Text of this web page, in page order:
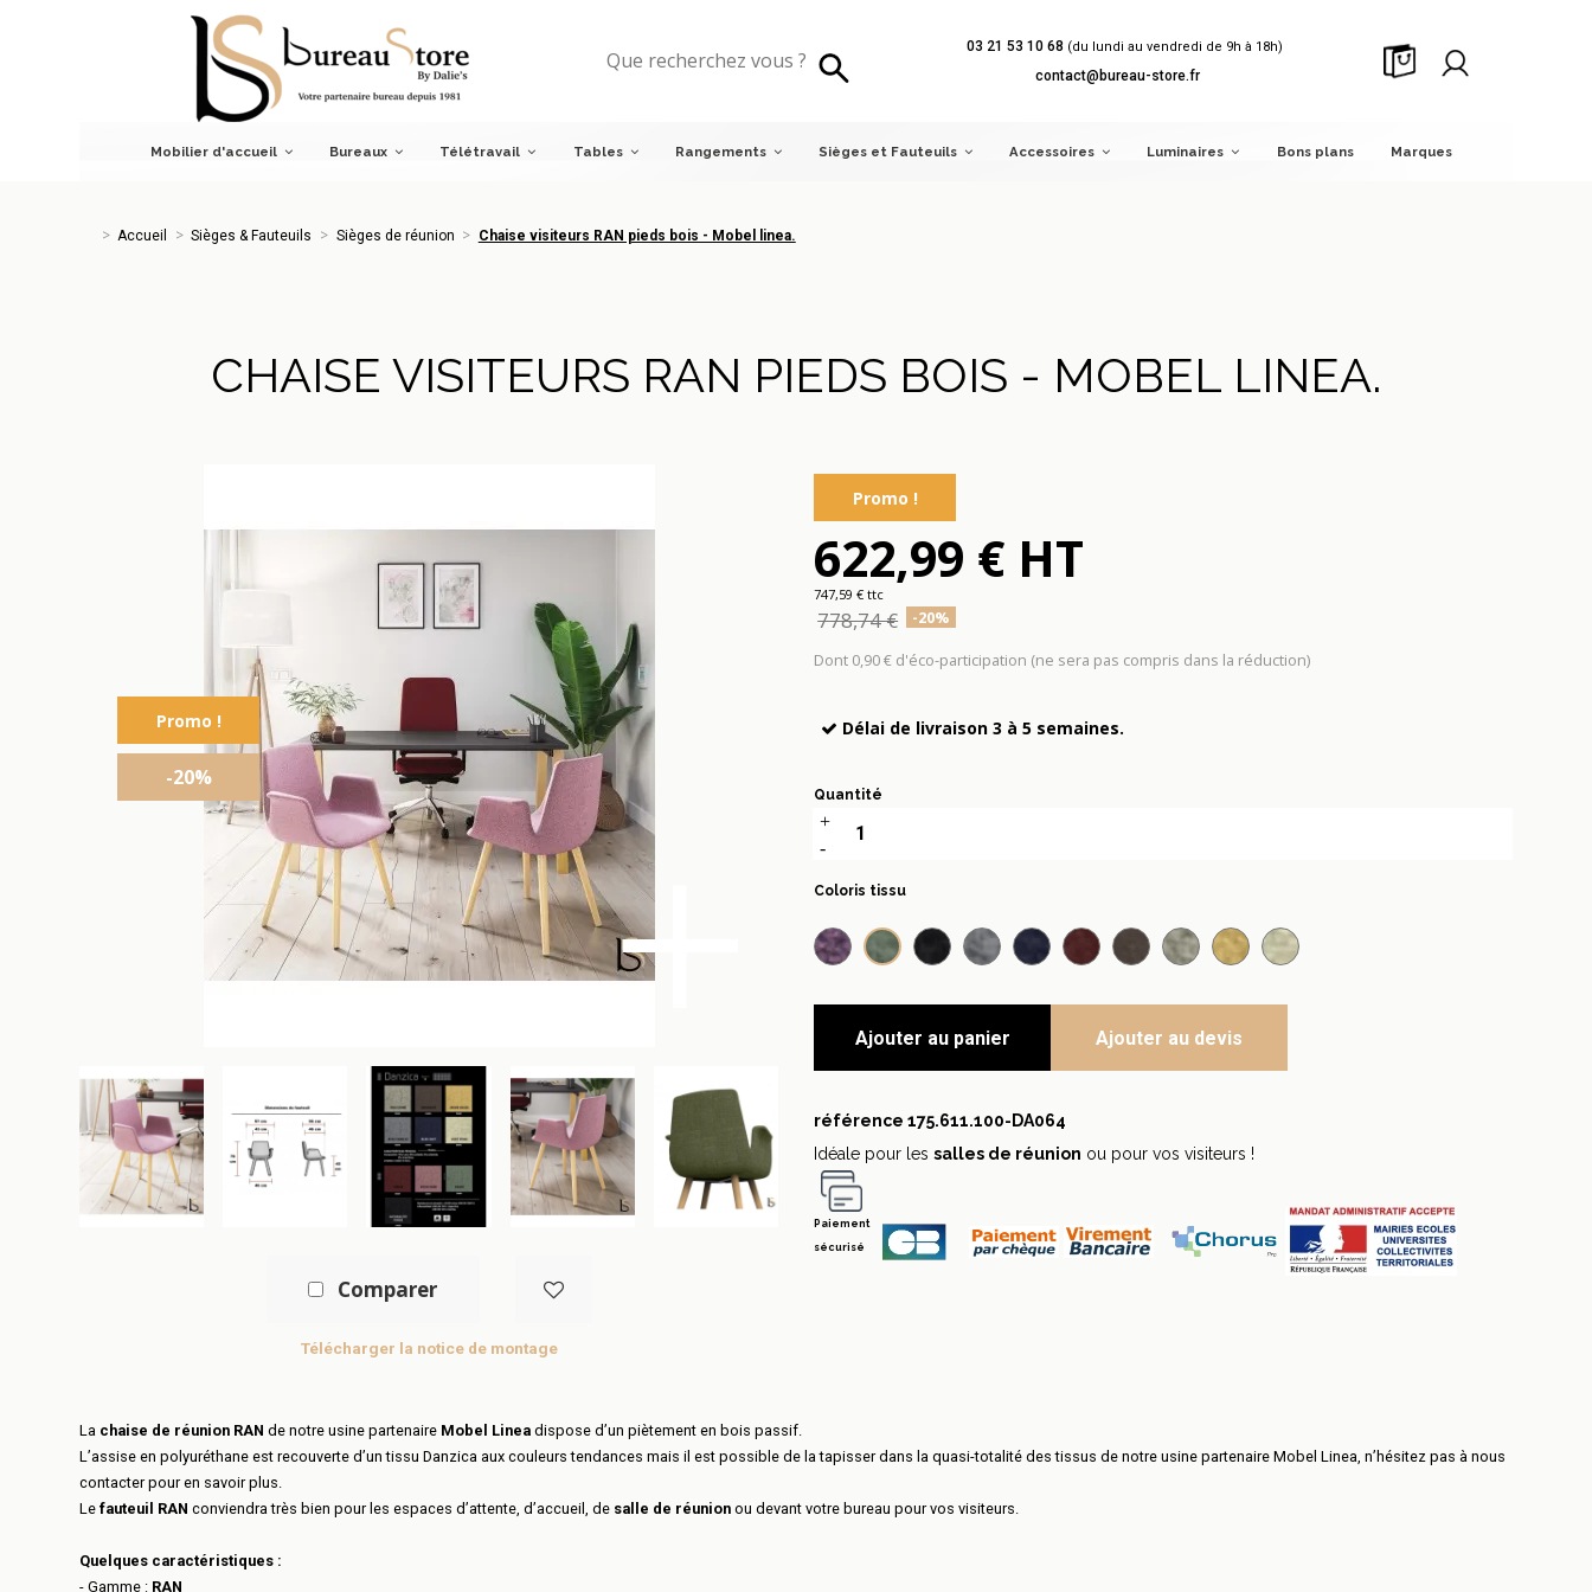
03 21 53 10 68 (du lundi au vendredi de 9h à 18h)
contact@bureau-store.fr
Mobilier d'accueil Bureaux Télétravail Tables Rangements Sièges et Fauteuils Accessoires Luminaires Bons plans Marques
Sièges & Fauteuils Sièges de réunion Chaise visiteurs RAN pieds bois - Mobel linea.
Accueil Sièges & Fauteuils Sièges de réunion Chaise visiteurs RAN pieds bois - Mobel linea.
CHAISE VISITEURS RAN PIEDS BOIS - MOBEL LINEA.
Promo !
-20%
+
Comparer
télécharger la notice de montage
Promo !
622,99 € HT
747,59 € ttc
778,74 € -20%
Dont 0,90 € d'éco-participation (ne sera pas compris dans la réduction)
Délai de livraison 3 à 5 semaines.
Coloris tissu
Vieux rose 102
Agave Anthracite foncé
Bleu camille
Bleu nuit
Cerise ChocolatGris chinéJaune soleilVert d'eau
Quantité
Ajouter au panier Ajouter au devis
référence 175.611.100-DA064
Idéale pour les salles de réunion ou pour vos visiteurs !
Paiement
sécurisé
La chaise de réunion RAN de notre usine partenaire Mobel Linea dispose d’un piètement en bois passif.
L’assise en polyuréthane est recouverte d’un tissu Danzica aux couleurs tendances mais il est possible de la tapisser dans la quasi-totalité des tissus de notre usine partenaire Mobel Linea, n’hésitez pas à nous
contacter pour en savoir plus.
Le fauteuil RAN conviendra très bien pour les espaces d’attente, d’accueil, de salle de réunion ou devant votre bureau pour vos visiteurs.
Quelques caractéristiques :
- Gamme : RAN